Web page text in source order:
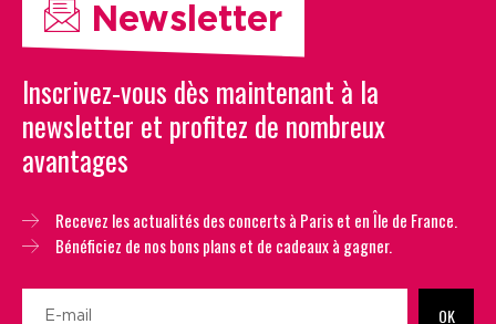
Newsletter
Inscrivez-vous dès maintenant à la
newsletter et profitez de nombreux
avantages
Recevez les actualités des concerts à Paris et en Île de France.
Bénéficiez de nos bons plans et de cadeaux à gagner.
OK